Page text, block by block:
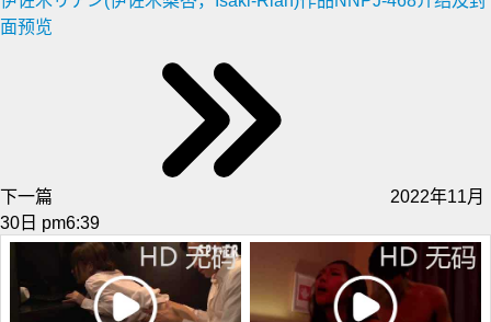
面预览
下一篇
2022年11月
30日 pm6:39